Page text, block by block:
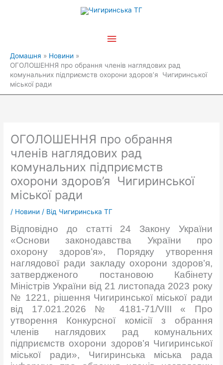
Головне
Домашня
Новини
ОГОЛОШЕННЯ про обрання членів наглядових рад
комунальних підприємств охорони здоров’я Чигиринської
міської ради
ОГОЛОШЕННЯ про обрання
членів наглядових рад
комунальних підприємств
охорони здоров’я Чигиринської
міської ради
/ Новини / Від Чигиринська ТГ
Відповідно до статті 24 Закону України
«Основи законодавства України про
охорону здоров’я», Порядку утворення
наглядової ради закладу охорони здоров’я,
затвердженого постановою Кабінету
Міністрів України від 21 листопада 2023 року
№ 1221, рішення Чигиринської міської ради
від 17.021.2026 № 4181-71/VIII « Про
утворення Конкурсної комісії з обрання
членів наглядових рад комунальних
підприємств охорони здоров’я Чигиринської
міської ради», Чигиринська міська рада